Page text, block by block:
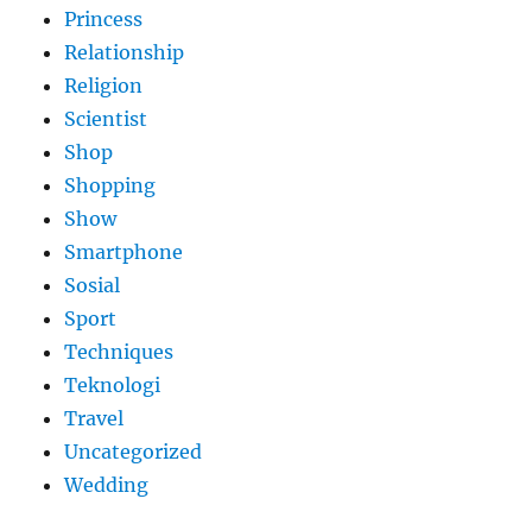
Princess
Relationship
Religion
Scientist
Shop
Shopping
Show
Smartphone
Sosial
Sport
Techniques
Teknologi
Travel
Uncategorized
Wedding